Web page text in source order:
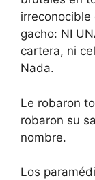
irreconocible
gacho: NI
cartera, ni
Nada.
Le robaron
robaron su
nombre.
Los